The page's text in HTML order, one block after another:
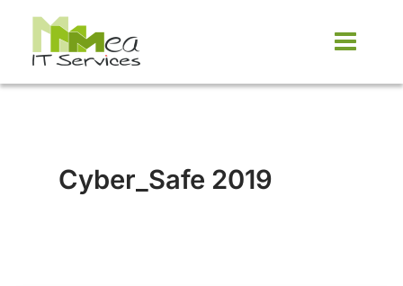
Zum
springen
Cyber_Safe 2019